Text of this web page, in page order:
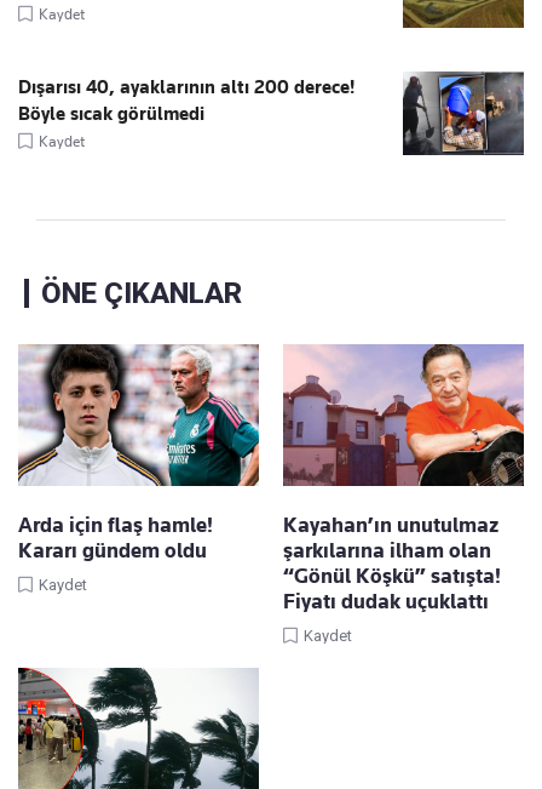
Kaydet
Dışarısı 40, ayaklarının altı 200 derece!
Böyle sıcak görülmedi
Kaydet
ÖNE ÇIKANLAR
Arda için flaş hamle!
Kararı gündem oldu
Kaydet
Kayahan’ın unutulmaz
şarkılarına ilham olan
“Gönül Köşkü” satışta!
Fiyatı dudak uçuklattı
Kaydet